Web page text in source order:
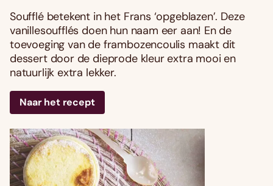
Soufflé betekent in het Frans ‘opgeblazen’. Deze
vanillesoufflés doen hun naam eer aan! En de
toevoeging van de frambozencoulis maakt dit
dessert door de dieprode kleur extra mooi en
natuurlijk extra lekker.
Naar het recept